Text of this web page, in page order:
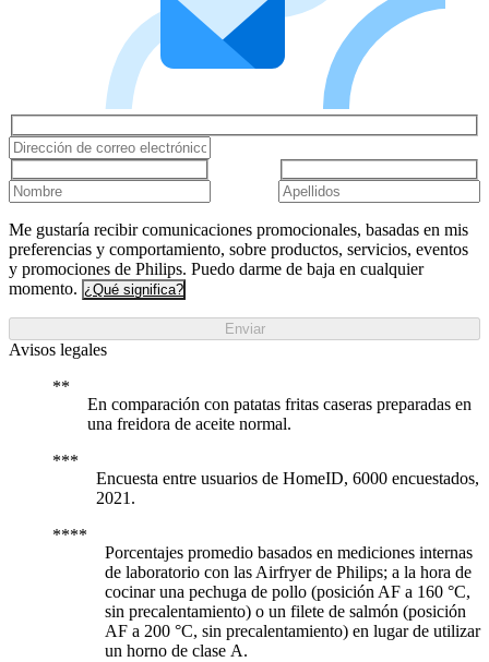
Me gustaría recibir comunicaciones promocionales, basadas en mis
preferencias y comportamiento, sobre productos, servicios, eventos
y promociones de Philips. Puedo darme de baja en cualquier
momento. ¿Qué significa?
Enviar
Avisos legales
En comparación con patatas fritas caseras preparadas en
una freidora de aceite normal.
Encuesta entre usuarios de HomeID, 6000 encuestados,
2021.
Porcentajes promedio basados en mediciones internas
de laboratorio con las Airfryer de Philips; a la hora de
cocinar una pechuga de pollo (posición AF a 160 °C,
sin precalentamiento) o un filete de salmón (posición
AF a 200 °C, sin precalentamiento) en lugar de utilizar
un horno de clase A.